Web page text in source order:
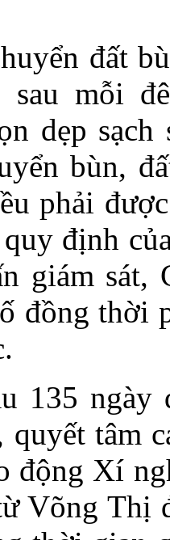
đất
sau mỗi
dẹp
bùn,
phải
định
giám sát,
đồng thời
ngày
quyết tâm
động Xí
Võng Thị